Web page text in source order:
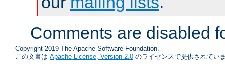
Comments are disabled
Copyright 2019 The Apache Software Foundation.
この文書は Apache License, Version 2.0 のライセンスで提供されてい